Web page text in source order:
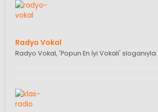
Radyo Vokal
Radyo Vokal, 'Popun En İyi Vokali'